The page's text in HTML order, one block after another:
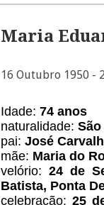
Maria
16 Outubro 1950 -
Idade: 74 anos
naturalidade:
pai: José
mãe: Maria do
velório: 24 de
Batista, Ponta
celebração: 25